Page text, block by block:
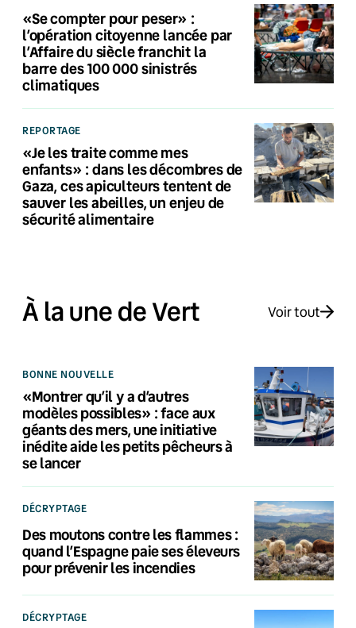
«Se compter pour peser» :
l’opération citoyenne lancée par
l’Affaire du siècle franchit la
barre des 100 000 sinistrés
climatiques
REPORTAGE
«Je les traite comme mes
enfants» : dans les décombres de
Gaza, ces apiculteurs tentent de
sauver les abeilles, un enjeu de
sécurité alimentaire
À la une de Vert Voir tout
BONNE NOUVELLE
«Montrer qu’il y a d’autres
modèles possibles» : face aux
géants des mers, une initiative
inédite aide les petits pêcheurs à
se lancer
DÉCRYPTAGE
Des moutons contre les flammes :
quand l’Espagne paie ses éleveurs
pour prévenir les incendies
DÉCRYPTAGE